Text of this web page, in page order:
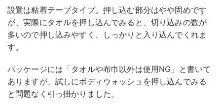
設置は粘着テープタイプ。押し込む部分はやや固めです
が、実際にタオルを押し込んでみると、切り込みの数が
多いので押し込みやすく、しっかりと入り込んでくれま
す。
パッケージには「タオルや布巾以外は使用NG」と書いて
ありますが、試しにボディウォッシュを押し込んでみる
と問題なく引っ掛かりました。